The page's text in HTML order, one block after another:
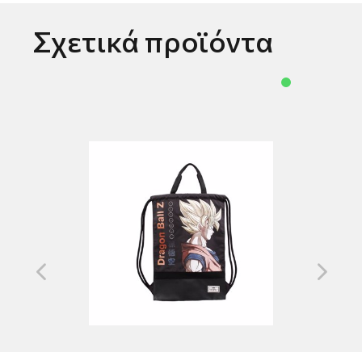
Σχετικά προϊόντα